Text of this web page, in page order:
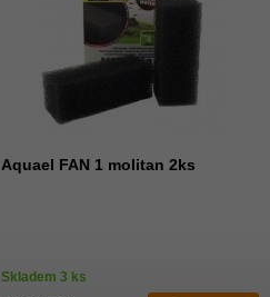
Aquael FAN 1 molitan 2ks
Skladem 3 ks